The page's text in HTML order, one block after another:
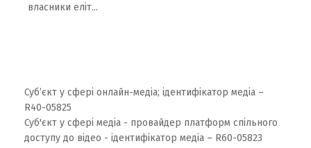
власники еліт...
Суб’єкт у сфері онлайн-медіа; ідентифікатор медіа –
R40-05825
Суб'єкт у сфері медіа - провайдер платформ спільного
доступу до відео - ідентифікатор медіа – R60-05823